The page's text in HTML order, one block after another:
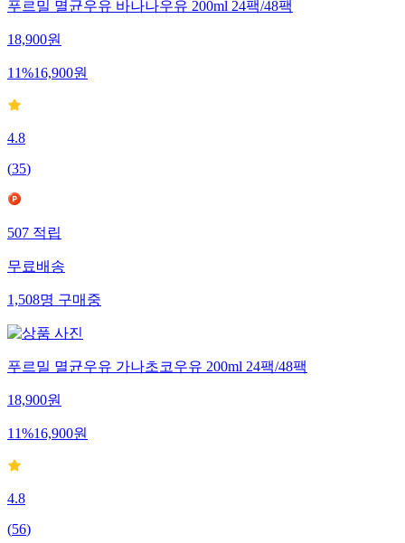
푸르밀 멸균우유 바나나우유 200ml 24팩/48팩
18,900원
11%16,900원
4.8
(35)
507적립
무료배송
1,508명구매중
푸르밀 멸균우유 가나초코우유 200ml 24팩/48팩
18,900원
11%16,900원
4.8
(56)